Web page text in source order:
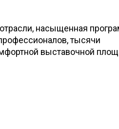
насыщенная
тысячи
выставочной